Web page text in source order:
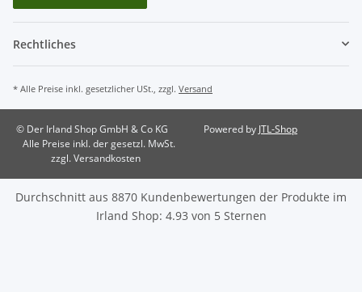
Rechtliches
* Alle Preise inkl. gesetzlicher USt., zzgl. Versand
© Der Irland Shop GmbH & Co KG
Alle Preise inkl. der gesetzl. MwSt.
zzgl. Versandkosten
Powered by JTL-Shop
Durchschnitt aus 8870 Kundenbewertungen der Produkte im
Irland Shop: 4.93 von 5 Sternen